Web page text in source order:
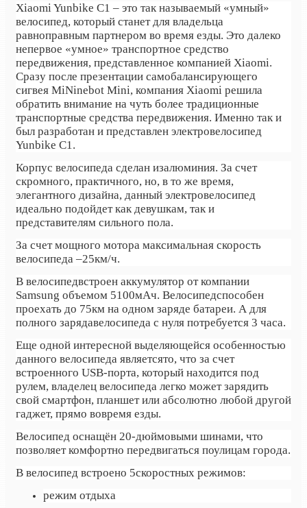
Xiaomi Yunbike C1 – это так называемый «умный»
велосипед, который станет для владельца
равноправным партнером во время езды. Это далеко
непервое «умное» транспортное средство
передвижения, представленное компанией Xiaomi.
Сразу после презентации самобалансирующего
сигвея MiNinebot Mini, компания Xiaomi решила
обратить внимание на чуть более традиционные
транспортные средства передвижения. Именно так и
был разработан и представлен электровелосипед
Yunbike C1.
Корпус велосипеда сделан изалюминия. За счет
скромного, практичного, но, в то же время,
элегантного дизайна, данный электровелосипед
идеально подойдет как девушкам, так и
представителям сильного пола.
За счет мощного мотора максимальная скорость
велосипеда –25км/ч.
В велосипедвстроен аккумулятор от компании
Samsung объемом 5100мАч. Велосипедспособен
проехать до 75км на одном заряде батареи. А для
полного зарядавелосипеда с нуля потребуется 3 часа.
Еще одной интересной выделяющейся особенностью
данного велосипеда являетсято, что за счет
встроенного USB-порта, который находится под
рулем, владелец велосипеда легко может зарядить
свой смартфон, планшет или абсолютно любой другой
гаджет, прямо вовремя езды.
Велосипед оснащён 20-дюймовыми шинами, что
позволяет комфортно передвигаться поулицам города.
В велосипед встроено 5скоростных режимов:
режим отдыха